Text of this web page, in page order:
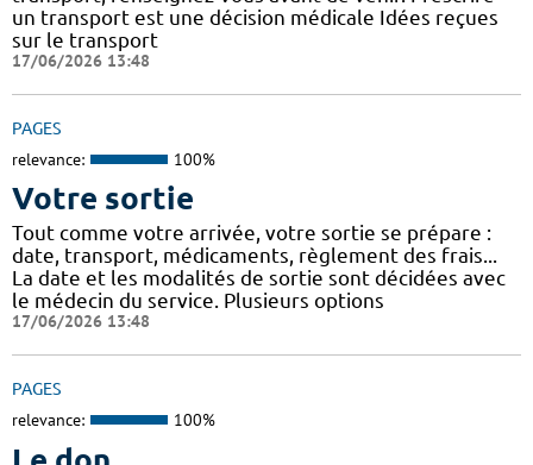
un transport est une décision médicale Idées reçues
sur le transport
17/06/2026 13:48
PAGES
relevance: 100%
Votre sortie
Tout comme votre arrivée, votre sortie se prépare :
date, transport, médicaments, règlement des frais...
La date et les modalités de sortie sont décidées avec
le médecin du service. Plusieurs options
17/06/2026 13:48
PAGES
relevance: 100%